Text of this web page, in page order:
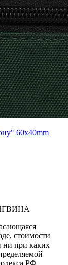
60x40mm
стоимости
ни при каких
РФ.